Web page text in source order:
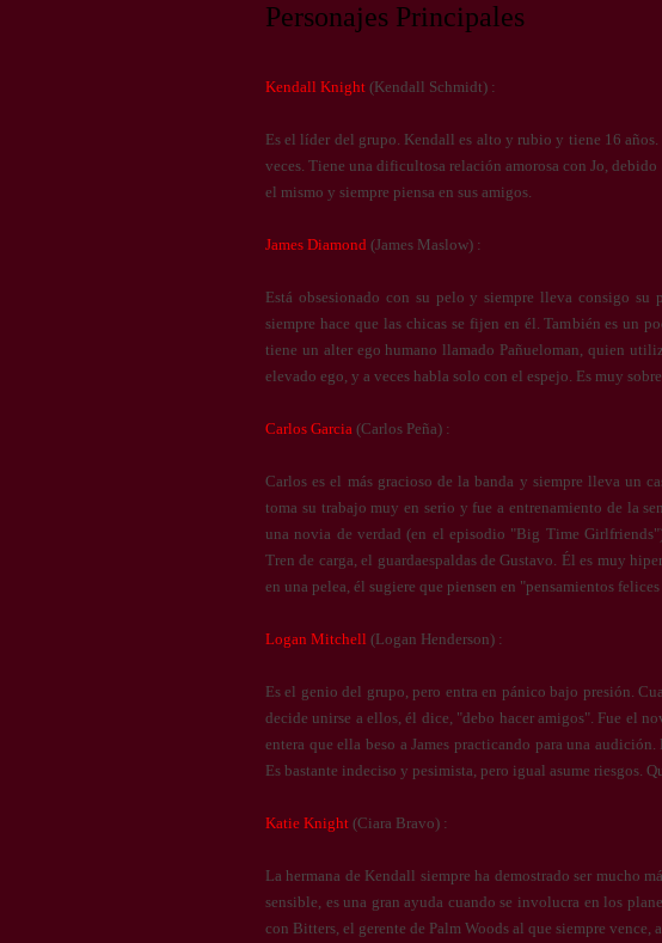
Personajes Principales
Kendall Knight (Kendall Schmidt) :
Es el líder del grupo. Kendall es alto y rubio y tiene 16
veces. Tiene una dificultosa relación amorosa con Jo, debido
el mismo y siempre piensa en sus amigos.
James Diamond (James Maslow) :
Está obsesionado con su pelo y siempre lleva consigo su
siempre hace que las chicas se fijen en él. También es un
tiene un alter ego humano llamado Pañueloman, quien
elevado ego, y a veces habla solo con el espejo. Es muy
Carlos Garcia (Carlos Peña) :
Carlos es el más gracioso de la banda y siempre lleva un
toma su trabajo muy en serio y fue a entrenamiento de la
una novia de verdad (en el episodio "Big Time
Tren de carga, el guardaespaldas de Gustavo. Él es muy
en una pelea, él sugiere que piensen en "pensamientos
Logan Mitchell (Logan Henderson) :
Es el genio del grupo, pero entra en pánico bajo presión.
decide unirse a ellos, él dice, "debo hacer amigos". Fue el
entera que ella beso a James practicando para una
Es bastante indeciso y pesimista, pero igual asume riesgos.
Katie Knight (Ciara Bravo) :
La hermana de Kendall siempre ha demostrado ser mucho
sensible, es una gran ayuda cuando se involucra en los
con Bitters, el gerente de Palm Woods al que siempre vence,